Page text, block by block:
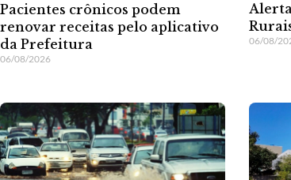
Pacientes crônicos podem
renovar receitas pelo aplicativo
da Prefeitura
06/08/2026
06/08/